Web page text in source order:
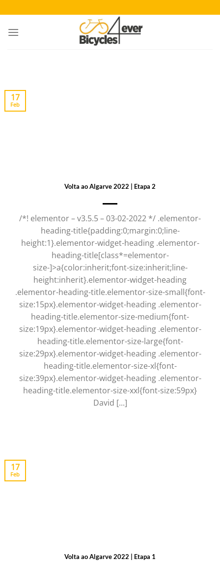
al
contenido
Volta ao Algarve 2022 | Etapa 2
/*! elementor – v3.5.5 – 03-02-2022 */ .elementor-
heading-title{padding:0;margin:0;line-
height:1}.elementor-widget-heading .elementor-
heading-title[class*=elementor-
size-]>a{color:inherit;font-size:inherit;line-
height:inherit}.elementor-widget-heading
.elementor-heading-title.elementor-size-small{font-
size:15px}.elementor-widget-heading .elementor-
heading-title.elementor-size-medium{font-
size:19px}.elementor-widget-heading .elementor-
heading-title.elementor-size-large{font-
size:29px}.elementor-widget-heading .elementor-
heading-title.elementor-size-xl{font-
size:39px}.elementor-widget-heading .elementor-
heading-title.elementor-size-xxl{font-size:59px}
David [...]
17
Feb
Volta ao Algarve 2022 | Etapa 1
17
Feb